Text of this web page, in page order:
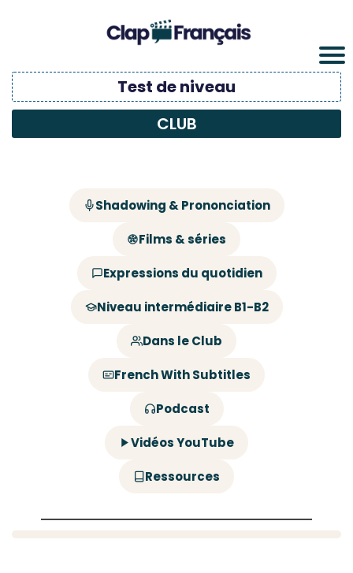
Test de niveau
CLUB
Shadowing & Prononciation
Films & séries
Expressions du quotidien
Niveau intermédiaire B1-B2
Dans le Club
French With Subtitles
Podcast
Vidéos YouTube
Ressources